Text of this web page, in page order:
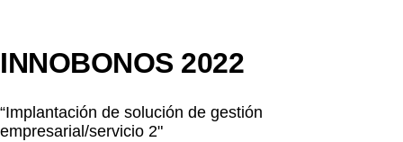
INNOBONOS 2022
“Implantación de solución de gestión
empresarial/servicio 2"